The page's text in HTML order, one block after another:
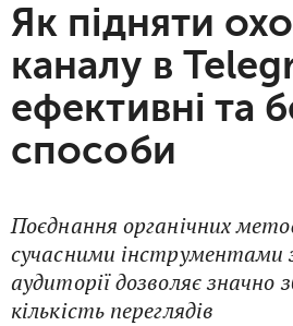
Як підняти
каналу в
ефективні та
способи
Поєднання органічних
сучасними інструментами
аудиторії дозволяє значно
кількість переглядів